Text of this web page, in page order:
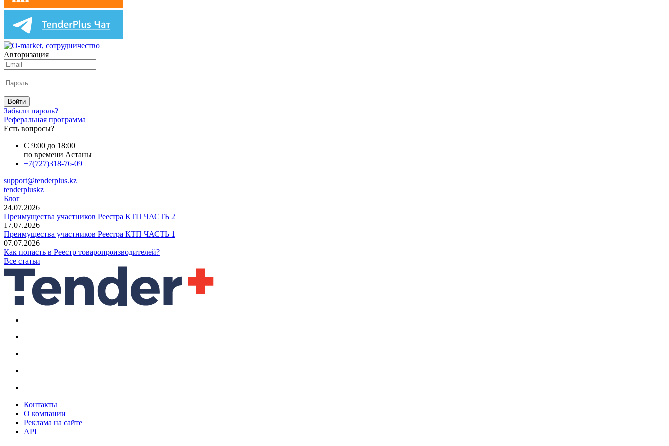
Авторизация
Войти
Забыли пароль?
Реферальная программа
Есть вопросы?
С 9:00 до 18:00
по времени Астаны
+7(727)318-76-09
support@tenderplus.kz
tenderpluskz
Блог
24.07.2026
Преимущества участников Реестра КТП ЧАСТЬ 2
17.07.2026
Преимущества участников Реестра КТП ЧАСТЬ 1
07.07.2026
Как попасть в Реестр товаропроизводителей?
Все статьи
Контакты
О компании
Реклама на сайте
API